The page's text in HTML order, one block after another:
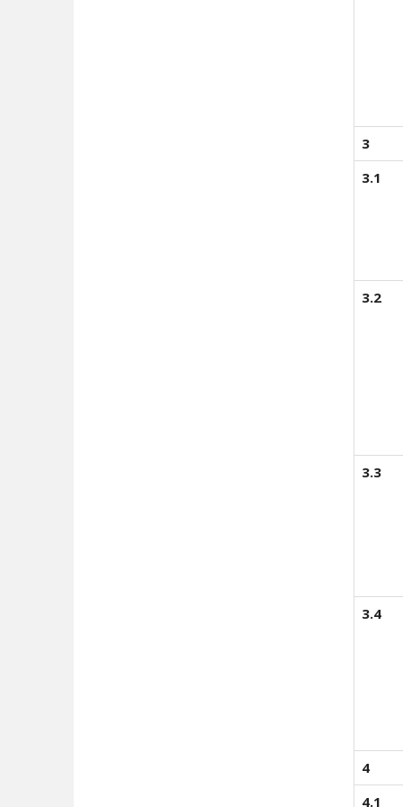
3
3.1
3.2
3.3
3.4
4
4.1